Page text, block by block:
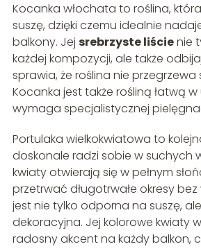
Kocanka włochata to roślina,
suszę, dzięki czemu idealnie
balkony. Jej srebrzyste liścienie
każdej kompozycji, ale także
sprawia, że roślina nie przegrzewa
Kocanka jest także rośliną łatwą
wymaga specjalistycznej
Portulaka wielkokwiatowa to
doskonale radzi sobie w suchych
kwiaty otwierają się w pełnym
przetrwać długotrwałe okresy
jest nie tylko odporna na suszę,
dekoracyjna. Jej kolorowe kwiaty
radosny akcent na każdy balkon,